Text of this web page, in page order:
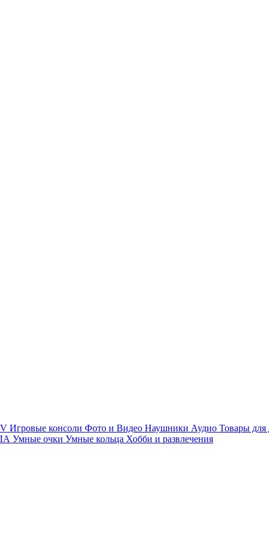
Игровые консоли Фото и Видео Наушники Аудио Товары для
Умные очки Умные кольца Хобби и развлечения